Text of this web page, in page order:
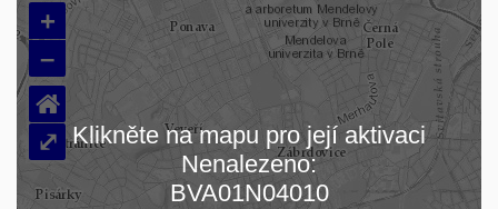
Načítám mapu…
+
–
⌂
⤢ Klikněte na mapu pro její aktivaci
Nenalezeno:
BVA01N04010